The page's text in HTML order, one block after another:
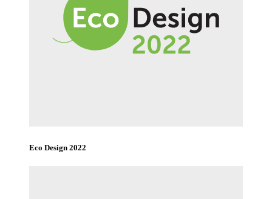
Eco Design 2022